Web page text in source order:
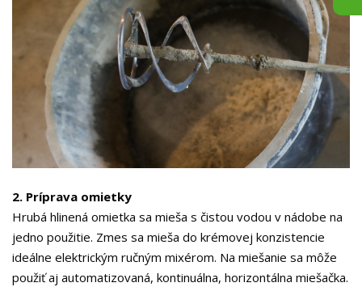
2. Príprava omietky
Hrubá hlinená omietka sa mieša s čistou vodou v nádobe na
jedno použitie. Zmes sa mieša do krémovej konzistencie
ideálne elektrickým ručným mixérom. Na miešanie sa môže
použiť aj automatizovaná, kontinuálna, horizontálna miešačka.